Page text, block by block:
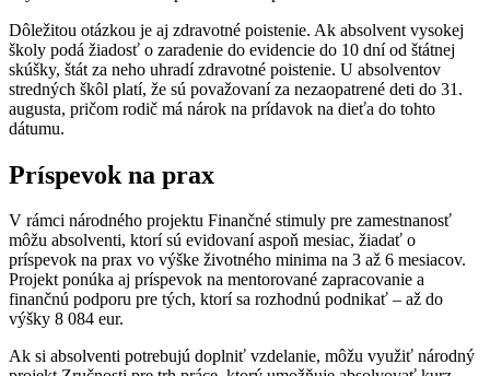
Dôležitou otázkou je aj zdravotné poistenie. Ak absolvent vysokej
školy podá žiadosť o zaradenie do evidencie do 10 dní od štátnej
skúšky, štát za neho uhradí zdravotné poistenie. U absolventov
stredných škôl platí, že sú považovaní za nezaopatrené deti do 31.
augusta, pričom rodič má nárok na prídavok na dieťa do tohto
dátumu.
Príspevok na prax
V rámci národného projektu Finančné stimuly pre zamestnanosť
môžu absolventi, ktorí sú evidovaní aspoň mesiac, žiadať o
príspevok na prax vo výške životného minima na 3 až 6 mesiacov.
Projekt ponúka aj príspevok na mentorované zapracovanie a
finančnú podporu pre tých, ktorí sa rozhodnú podnikať – až do
výšky 8 084 eur.
Ak si absolventi potrebujú doplniť vzdelanie, môžu využiť národný